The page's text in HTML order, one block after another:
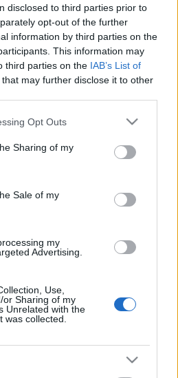
disclosed to third parties prior to
opt-out of the further
information by third parties on the
This information may
third parties on the IAB’s List of
that may further disclose it to other
app uses one or more Google
behaviour. You may click to
and its third-party tags to
purposes in below Google
Opt Outs
Sharing of my
Sale of my
my
Advertising.
Use,
or Sharing of my
Unrelated with the
was collected.
Ágnes:
Juhász István
című sorozatunkat.